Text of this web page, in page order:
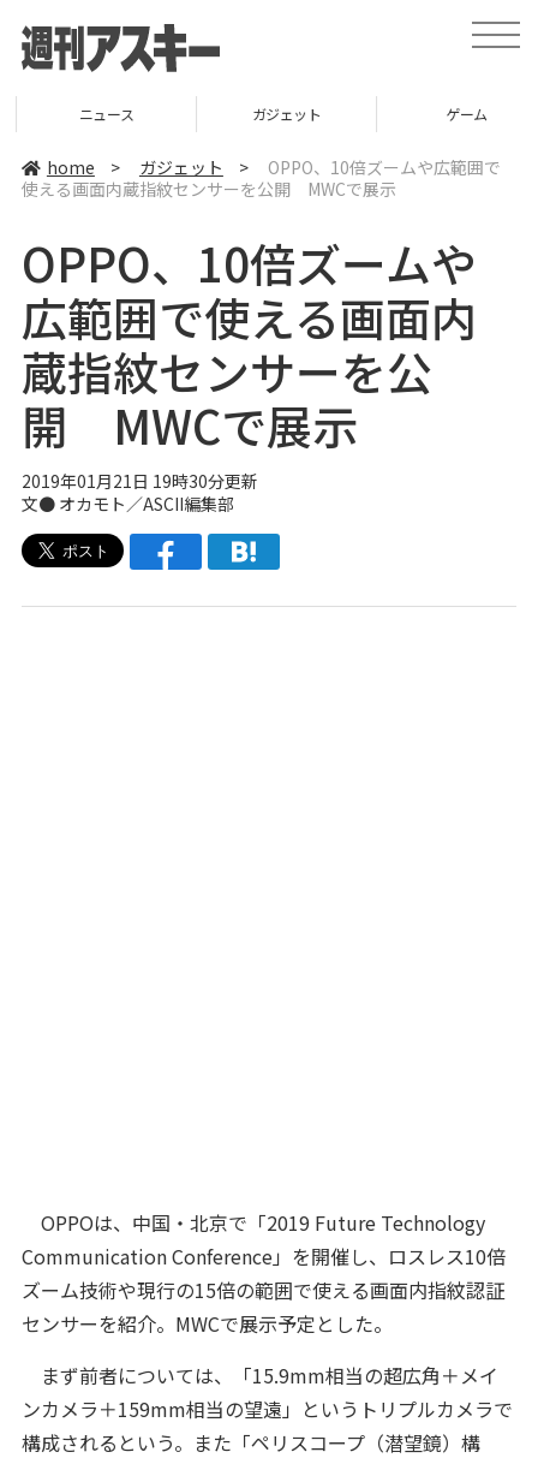
t
o
v
ニュース ガジェット ゲーム
home > ガジェット >
OPPO、10倍ズームや広範囲で
使える画面内蔵指紋センサーを公開 MWCで展示
OPPO、10倍ズームや
広範囲で使える画面内
蔵指紋センサーを公
開 MWCで展示
2019年01月21日 19時30分更新
文● オカモト／ASCII編集部
OPPOは、中国・北京で「2019 Future Technology
Communication Conference」を開催し、ロスレス10倍
ズーム技術や現行の15倍の範囲で使える画面内指紋認証
センサーを紹介。MWCで展示予定とした。
まず前者については、「15.9mm相当の超広角＋メイ
ンカメラ＋159mm相当の望遠」というトリプルカメラで
構成されるという。また「ペリスコープ（潜望鏡）構